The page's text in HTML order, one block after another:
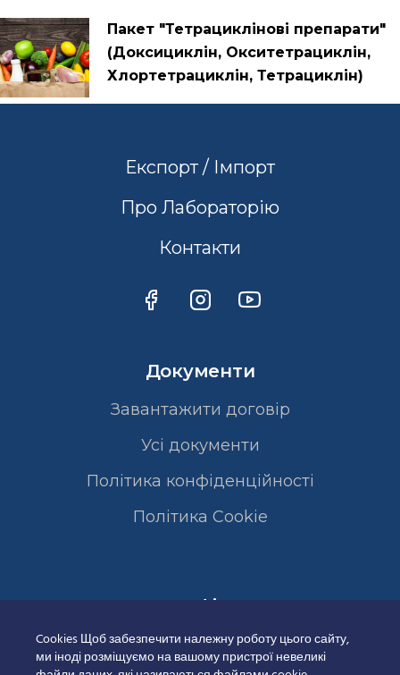
Пакет "Тетрациклінові препарати"
(Доксициклін, Окситетрациклін,
Хлортетрациклін, Тетрациклін)
Експорт / Імпорт
Про Лабораторію
Контакти
Документи
Завантажити договір
Усі документи
Політика конфіденційності
Полiтика Cookie
Сертифікати
Cookies Щоб забезпечити належну роботу цього сайту,
ми іноді розміщуємо на вашому пристрої невеликі